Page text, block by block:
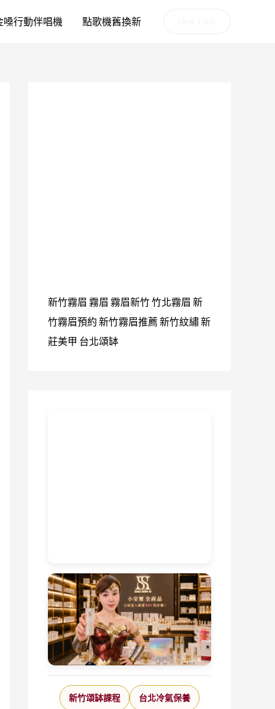
嗓行動伴唱機 點歌機舊換新
新竹霧眉 霧眉 霧眉新竹竹北霧眉 新
竹霧眉預約 新竹霧眉推薦 新竹紋繡新
莊美甲 台北頌缽
新竹頌缽課程 台北冷氣保養